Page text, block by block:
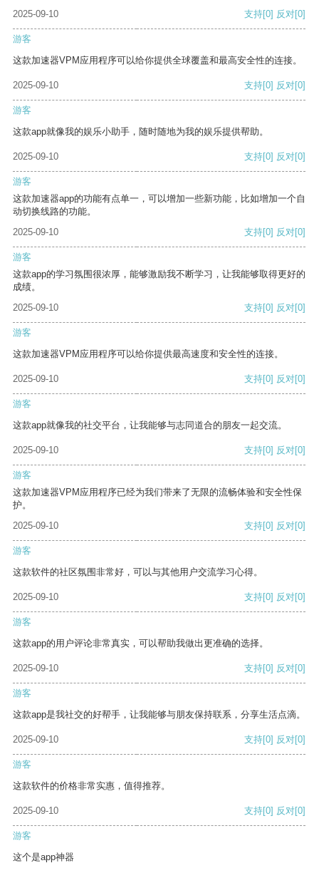
2025-09-10
支持[0] 反对[0]
游客
这款加速器VPM应用程序可以给你提供全球覆盖和最高安全性的连接。
2025-09-10 支持[0] 反对[0]
游客
这款app就像我的娱乐小助手，随时随地为我的娱乐提供帮助。
2025-09-10 支持[0] 反对[0]
游客
这款加速器app的功能有点单一，可以增加一些新功能，比如增加一个自
动切换线路的功能。
2025-09-10
支持[0] 反对[0]
游客
这款app的学习氛围很浓厚，能够激励我不断学习，让我能够取得更好的
成绩。
2025-09-10
支持[0] 反对[0]
游客
这款加速器VPM应用程序可以给你提供最高速度和安全性的连接。
2025-09-10 支持[0] 反对[0]
游客
这款app就像我的社交平台，让我能够与志同道合的朋友一起交流。
2025-09-10 支持[0] 反对[0]
游客
这款加速器VPM应用程序已经为我们带来了无限的流畅体验和安全性保
护。
2025-09-10
支持[0] 反对[0]
游客
这款软件的社区氛围非常好，可以与其他用户交流学习心得。
2025-09-10 支持[0] 反对[0]
游客
这款app的用户评论非常真实，可以帮助我做出更准确的选择。
2025-09-10 支持[0] 反对[0]
游客
这款app是我社交的好帮手，让我能够与朋友保持联系，分享生活点滴。
2025-09-10 支持[0] 反对[0]
游客
这款软件的价格非常实惠，值得推荐。
2025-09-10 支持[0] 反对[0]
游客
这个是app神器